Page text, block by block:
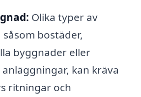
Olika typer av
bostäder,
byggnader eller
kan kräva
ritningar och